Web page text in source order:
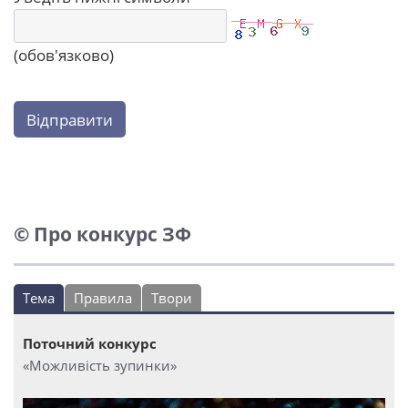
(обов'язково)
Відправити
© Про конкурс ЗФ
Тема Правила Твори
Поточний конкурс
«Можливість зупинки»